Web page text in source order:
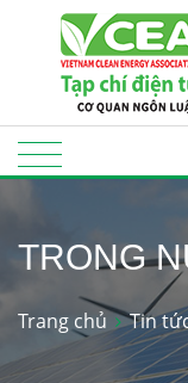
TRONG
Trang chủ Tin